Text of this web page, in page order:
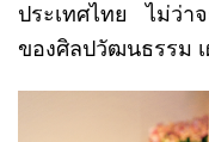
ประเทศไทย ไม่ว่าจ
ของศิลปวัฒนธรรม